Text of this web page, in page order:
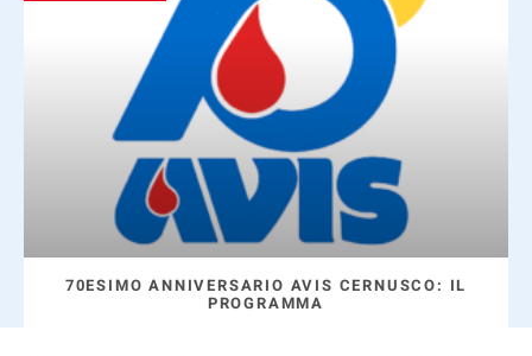
70ESIMO ANNIVERSARIO AVIS CERNUSCO: IL
PROGRAMMA